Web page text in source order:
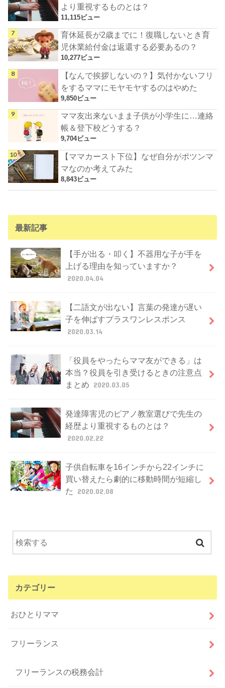
より重視するものとは？
11,115ビュー
育休延長が2歳までに！復職しないとき育
児休業給付金は返還する必要あるの？
10,277ビュー
【なんで挨拶しないの？】気付かないフリ
をするママにモヤモヤするのはやめた
9,850ビュー
ママ友出来ないまま子供が小学生に…連絡
帳＆登下校どうする？
9,704ビュー
【ママカースト下位】なぜ自分がポツンマ
マなのか考えてみた
8,843ビュー
最新記事
【手が出る・叩く】不器用な子が手を
上げる理由を知っていますか？
2020.04.04
【二語文が出ない】言葉の発達が遅い
子を伸ばすプラスワンレスポンス
2020.03.14
「役員をやったらママ友ができる」は
本当？役員を引き受けるときの注意点
まとめ 2020.03.05
発達障害児のピアノ教室選びで先生の
経歴より重視するものとは？
2020.02.22
子供自転車を16インチから22インチに
買い替えたら劇的に移動時間が短縮し
た
2020.02.08
カテゴリー
おひとりママ
フリーランス
フリーランスの税務会計